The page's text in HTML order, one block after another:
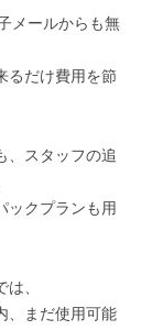
メールからも無
るだけ費用を節
、スタッフの追
ックプランも用
、
、まだ使用可能